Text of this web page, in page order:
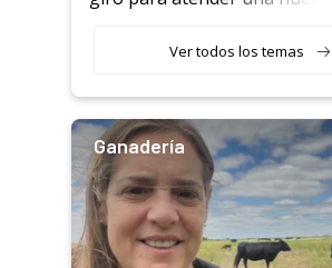
Ver todos los temas
Ganadería